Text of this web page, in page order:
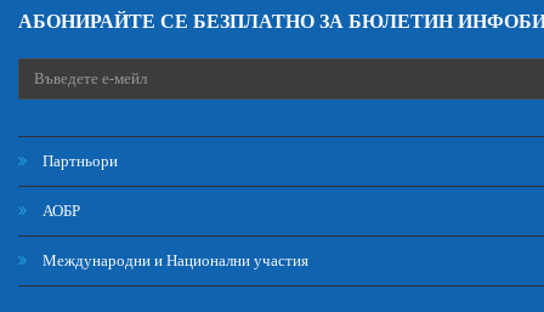
АБОНИРАЙТЕ СЕ БЕЗПЛАТНО ЗА БЮЛЕТИН
Партньори
АОБР
Международни и Национални участия